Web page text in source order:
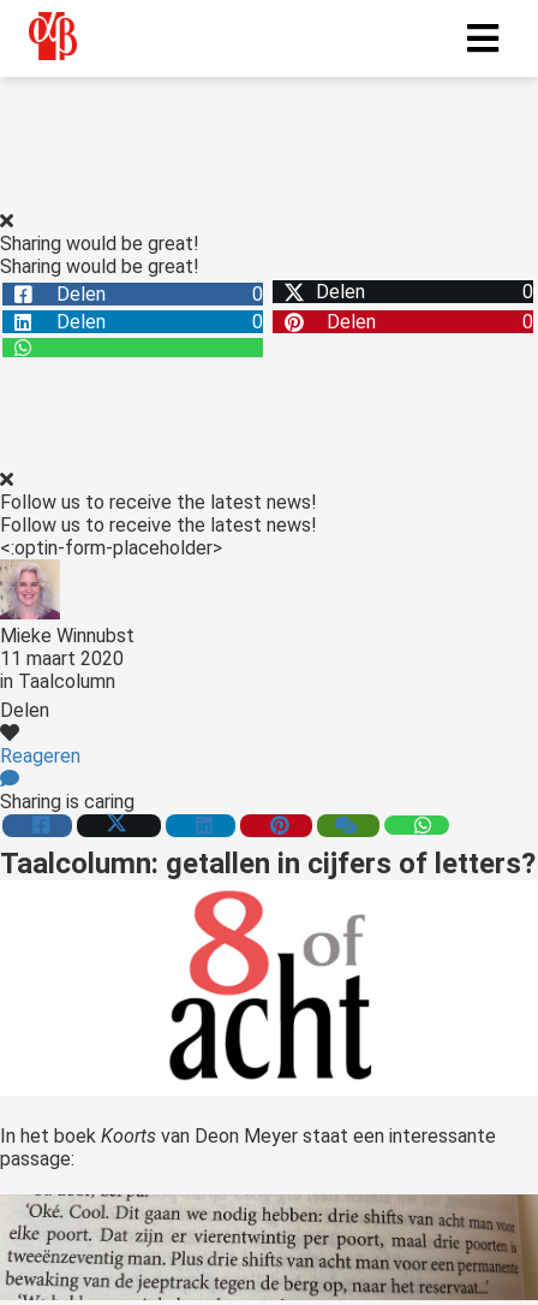
Sharing would be great!
Sharing would be great!
Delen
0 Delen
0
Delen
0 Delen 0
Follow us to receive the latest news!
Follow us to receive the latest news!
<:optin-form-placeholder>
Mieke Winnubst
11 maart 2020
in Taalcolumn
Delen
Reageren
Sharing is caring
Taalcolumn: getallen in cijfers of letters?
In het boek Koorts van Deon Meyer staat een interessante
passage: